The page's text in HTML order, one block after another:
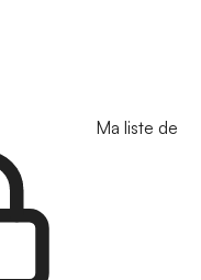
Ma liste de